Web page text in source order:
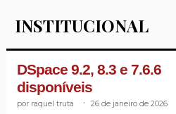
INSTITUCIONAL
DSpace 9.2, 8.3 e 7.6.6
disponíveis
raquel truta 26 de janeiro de 2026